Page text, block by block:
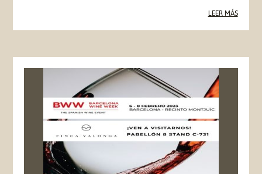
LEER MÁS